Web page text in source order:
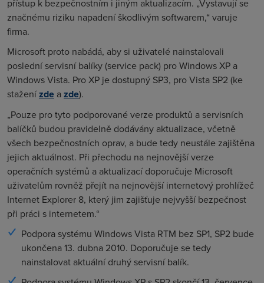
přístup k bezpečnostním i jiným aktualizacím. „Vystavují se
značnému riziku napadení škodlivým softwarem,“ varuje
firma.
Microsoft proto nabádá, aby si uživatelé nainstalovali
poslední servisní balíky (service pack) pro Windows XP a
Windows Vista. Pro XP je dostupný SP3, pro Vista SP2 (ke
staženízde azde).
„Pouze pro tyto podporované verze produktů a servisních
balíčků budou pravidelně dodávány aktualizace, včetně
všech bezpečnostních oprav, a bude tedy neustále zajištěna
jejich aktuálnost. Při přechodu na nejnovější verze
operačních systémů a aktualizací doporučuje Microsoft
uživatelům rovněž přejít na nejnovější internetový prohlížeč
Internet Explorer 8, který jim zajišťuje nejvyšší bezpečnost
při práci s internetem.“
Podpora systému Windows Vista RTM bez SP1, SP2 bude
ukončena 13. dubna 2010. Doporučuje se tedy
nainstalovat aktuální druhý servisní balík.